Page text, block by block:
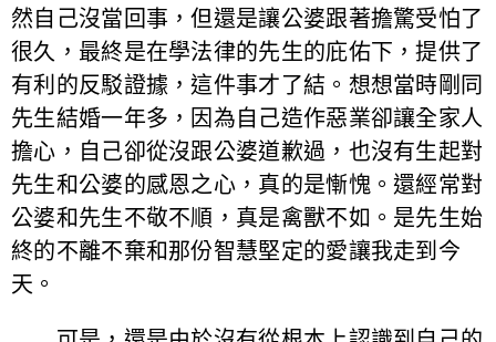
然自己沒當回事，但還是讓公婆跟著擔驚受怕了
很久，最終是在學法律的先生的庇佑下，提供了
有利的反駁證據，這件事才了結。想想當時剛同
先生結婚一年多，因為自己造作惡業卻讓全家人
擔心，自己卻從沒跟公婆道歉過，也沒有生起對
先生和公婆的感恩之心，真的是慚愧。還經常對
公婆和先生不敬不順，真是禽獸不如。是先生始
終的不離不棄和那份智慧堅定的愛讓我走到今
天。